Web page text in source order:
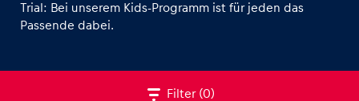
Seiten
Trial: Bei unserem Kids-Programm ist für jeden das
Passende dabei.
Filter (0)